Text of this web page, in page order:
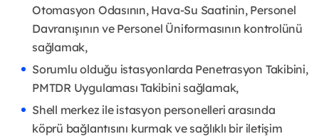
Otomasyon Odasının, Hava-Su Saatinin, Personel
Davranışının ve Personel Üniformasının kontrolünü
sağlamak,
Sorumlu olduğu istasyonlarda Penetrasyon Takibini,
PMTDR Uygulaması Takibini sağlamak,
Shell merkez ile istasyon personelleri arasında
köprü bağlantısını kurmak ve sağlıklı bir iletişim